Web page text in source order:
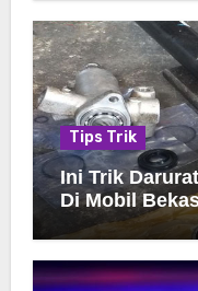
Tips Trik
Ini Trik
Di Mobil